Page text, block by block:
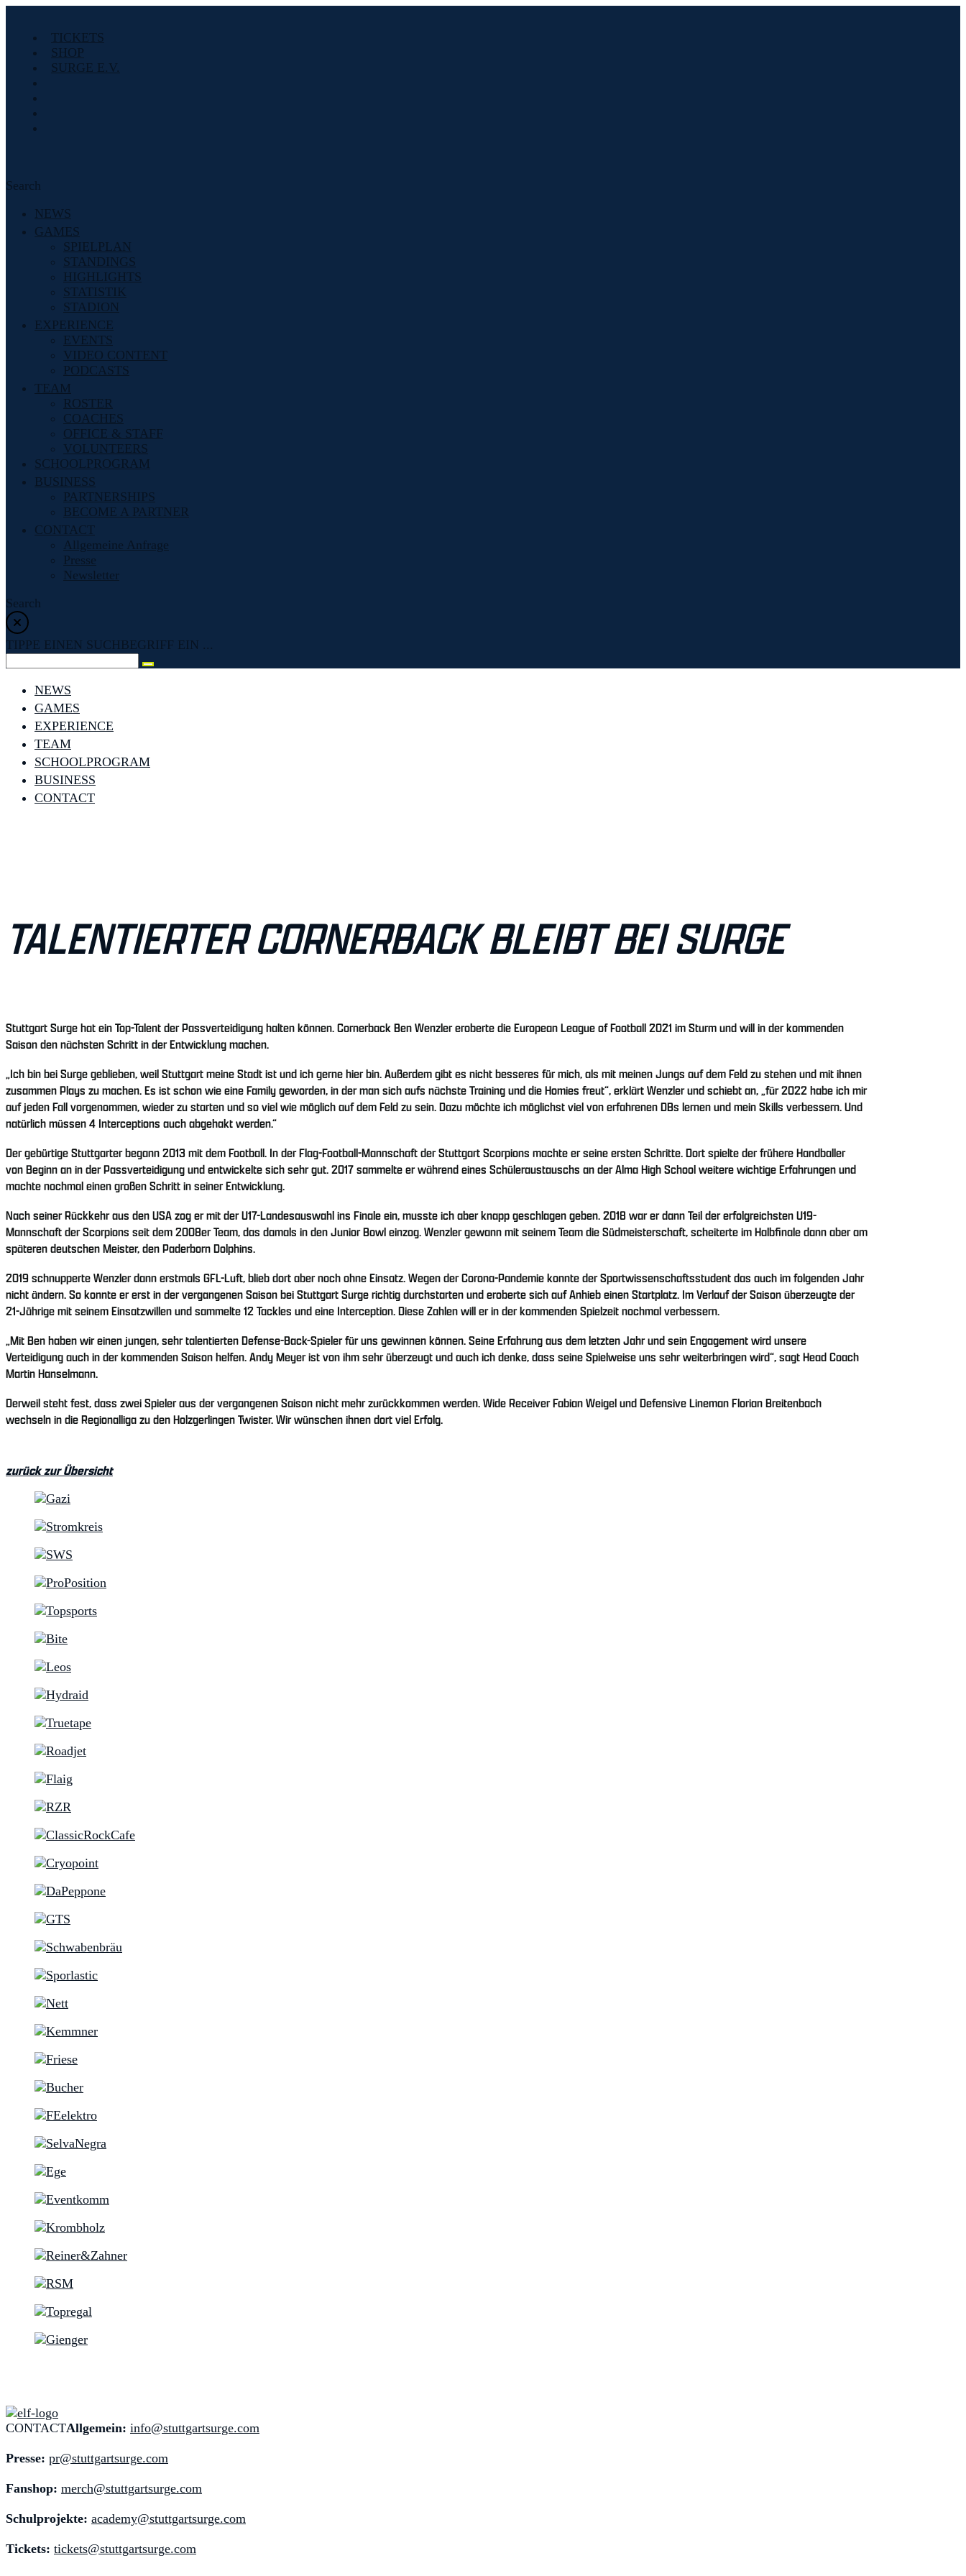
TICKETS
SHOP
SURGE E.V.
Search
NEWS
GAMES
SPIELPLAN
STANDINGS
HIGHLIGHTS
STATISTIK
STADION
EXPERIENCE
EVENTS
VIDEO CONTENT
PODCASTS
TEAM
ROSTER
COACHES
OFFICE & STAFF
VOLUNTEERS
SCHOOLPROGRAM
BUSINESS
PARTNERSHIPS
BECOME A PARTNER
CONTACT
Allgemeine Anfrage
Presse
Newsletter
Search
TIPPE EINEN SUCHBEGRIFF EIN ...
NEWS
GAMES
EXPERIENCE
TEAM
SCHOOLPROGRAM
BUSINESS
CONTACT
TALENTIERTER CORNERBACK BLEIBT BEI SURGE
Stuttgart Surge hat ein Top-Talent der Passverteidigung halten können. Cornerback Ben Wenzler eroberte die European League of Football 2021 im Sturm und will in der kommenden
Saison den nächsten Schritt in der Entwicklung machen.
„Ich bin bei Surge geblieben, weil Stuttgart meine Stadt ist und ich gerne hier bin. Außerdem gibt es nicht besseres für mich, als mit meinen Jungs auf dem Feld zu stehen und mit ihnen
zusammen Plays zu machen. Es ist schon wie eine Family geworden, in der man sich aufs nächste Training und die Homies freut“, erklärt Wenzler und schiebt an, „für 2022 habe ich mir
auf jeden Fall vorgenommen, wieder zu starten und so viel wie möglich auf dem Feld zu sein. Dazu möchte ich möglichst viel von erfahrenen DBs lernen und mein Skills verbessern. Und
natürlich müssen 4 Interceptions auch abgehakt werden.“
Der gebürtige Stuttgarter begann 2013 mit dem Football. In der Flag-Football-Mannschaft der Stuttgart Scorpions machte er seine ersten Schritte. Dort spielte der frühere Handballer
von Beginn an in der Passverteidigung und entwickelte sich sehr gut. 2017 sammelte er während eines Schüleraustauschs an der Alma High School weitere wichtige Erfahrungen und
machte nochmal einen großen Schritt in seiner Entwicklung.
Nach seiner Rückkehr aus den USA zog er mit der U17-Landesauswahl ins Finale ein, musste ich aber knapp geschlagen geben. 2018 war er dann Teil der erfolgreichsten U19-
Mannschaft der Scorpions seit dem 2008er Team, das damals in den Junior Bowl einzog. Wenzler gewann mit seinem Team die Südmeisterschaft, scheiterte im Halbfinale dann aber am
späteren deutschen Meister, den Paderborn Dolphins.
2019 schnupperte Wenzler dann erstmals GFL-Luft, blieb dort aber noch ohne Einsatz. Wegen der Corona-Pandemie konnte der Sportwissenschaftsstudent das auch im folgenden Jahr
nicht ändern. So konnte er erst in der vergangenen Saison bei Stuttgart Surge richtig durchstarten und eroberte sich auf Anhieb einen Startplatz. Im Verlauf der Saison überzeugte der
21-Jährige mit seinem Einsatzwillen und sammelte 12 Tackles und eine Interception. Diese Zahlen will er in der kommenden Spielzeit nochmal verbessern.
„Mit Ben haben wir einen jungen, sehr talentierten Defense-Back-Spieler für uns gewinnen können. Seine Erfahrung aus dem letzten Jahr und sein Engagement wird unsere
Verteidigung auch in der kommenden Saison helfen. Andy Meyer ist von ihm sehr überzeugt und auch ich denke, dass seine Spielweise uns sehr weiterbringen wird“, sagt Head Coach
Martin Hanselmann.
Derweil steht fest, dass zwei Spieler aus der vergangenen Saison nicht mehr zurückkommen werden. Wide Receiver Fabian Weigel und Defensive Lineman Florian Breitenbach
wechseln in die Regionalliga zu den Holzgerlingen Twister. Wir wünschen ihnen dort viel Erfolg.
zurück zur Übersicht
CONTACTAllgemein: info@stuttgartsurge.com
Presse: pr@stuttgartsurge.com
Fanshop: merch@stuttgartsurge.com
Schulprojekte: academy@stuttgartsurge.com
Tickets: tickets@stuttgartsurge.com